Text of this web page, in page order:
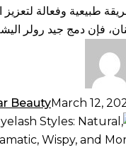
طبيعية وفعالة
فإن دمج جيد رولر
BeautyMarch 12,